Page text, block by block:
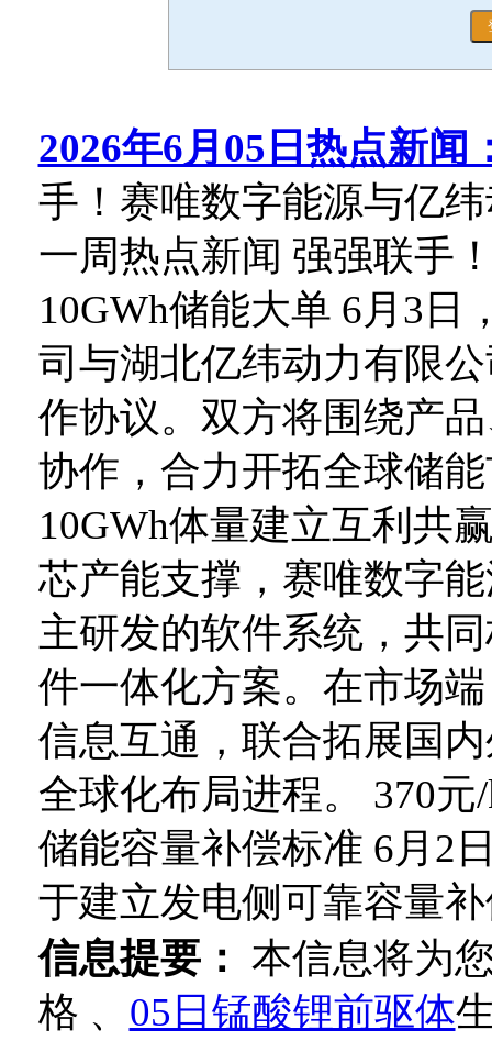
2026年6月05日热点新闻
手！赛唯数字能源与亿
一周热点新闻 强强联手
10GWh储能大单 6月3日
司与湖北亿纬动力有限
作协议。双方将围绕产
协作，合力开拓全球储
10GWh体量建立互利共
芯产能支撑，赛唯数字
主研发的软件系统，共
件一体化方案。在市场
信息互通，联合拓展国
全球化布局进程。 370
储能容量补偿标准 6月2
于建立发电侧可靠容量
信息提要： 本信息将为
格 、 05日锰酸锂前驱体